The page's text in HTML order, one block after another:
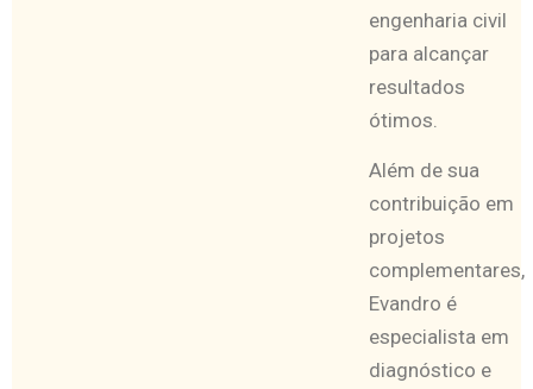
engenharia civil
para alcançar
resultados
ótimos.
Além de sua
contribuição em
projetos
complementares,
Evandro é
especialista em
diagnóstico e